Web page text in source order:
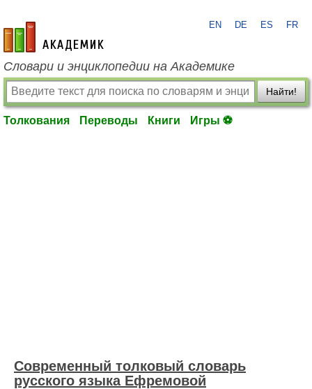
academic.ru
EN DE ES FR
Словари и энциклопедии на Академике
Найти!
Толкования Переводы Книги Игры ⚽
Современный толковый словарь
русского языка Ефремовой